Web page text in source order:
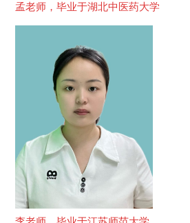
孟老师，毕业于湖北中医药大学